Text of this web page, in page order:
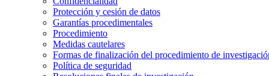
Protección y cesión de datos
Garantías procedimentales
Procedimiento
Medidas cautelares
Formas de finalización del procedimiento de
Política de seguridad